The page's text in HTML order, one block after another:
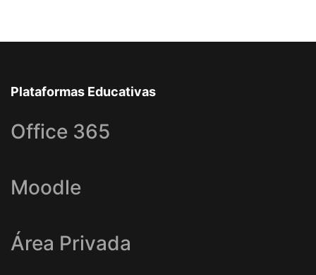
Plataformas Educativas
Office 365
Moodle
Área Privada